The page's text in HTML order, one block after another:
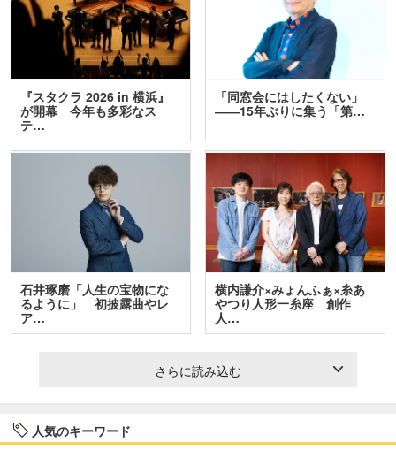
『スタクラ 2026 in 横浜』
が開幕 今年も多彩なス
テ…
「同窓会にはしたくない」
――15年ぶりに集う「第…
石井琢磨「人生の宝物にな
るように」 初披露曲やレ
ア…
横内謙介×みょんふぁ×糸あ
やつり人形一糸座 創作
人…
さらに読み込む
人気のキーワード